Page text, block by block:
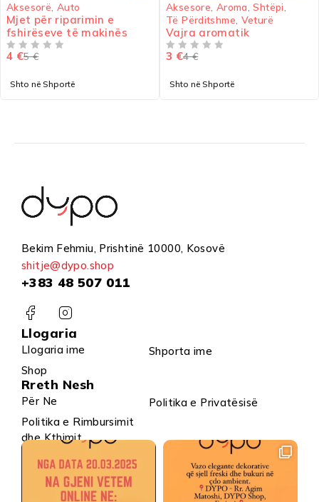
Aksesorë Auto
Mjet për riparimin e
fshirëseve të makinës
5€
4 €
Shto në Shportë
Aksesore Aroma ,Shtëpi
Të Përditshme Veturë
Vajra aromatik
4€
3 €
Shto në Shportë
Bekim Fehmiu, Prishtinë 10000, Kosovë
shitje@dypo.shop
+383 48 507 011
Llogaria
Llogaria ime
Shporta ime
Shop
Rreth Nesh
Për Ne
Politika e Privatësisë
Politika e Rimbursimit
dhe Kthimit